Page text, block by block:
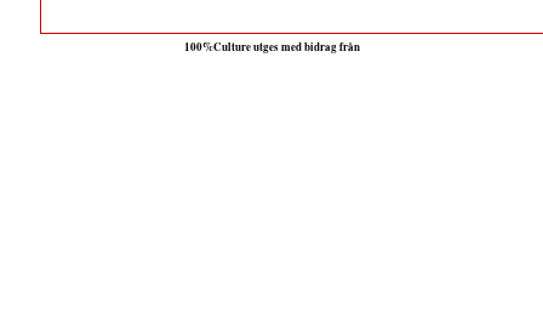
100%Culture utges med bidrag från